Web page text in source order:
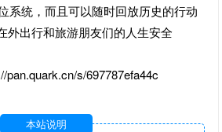
系统，而且可以随时回放历史的行动
外出行和旅游朋友们的人生安全
pan.quark.cn/s/697787efa44c
本站说明